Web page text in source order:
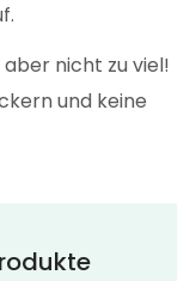
nicht zu viel!
und keine